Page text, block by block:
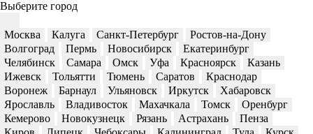
Выберите город
Москва Калуга Санкт-Петербург
Ростов-на-Дону
Волгоград
Пермь Новосибирск
Екатеринбург
Челябинск
Самара Омск Уфа Красноярск
Казань
Ижевск
Тольятти Тюмень Саратов
Краснодар
Воронеж
Барнаул Ульяновск Иркутск
Хабаровск
Ярославль
Владивосток Махачкала Томск
Оренбург
Кемерово
Новокузнецк Рязань Астрахань
Пенза